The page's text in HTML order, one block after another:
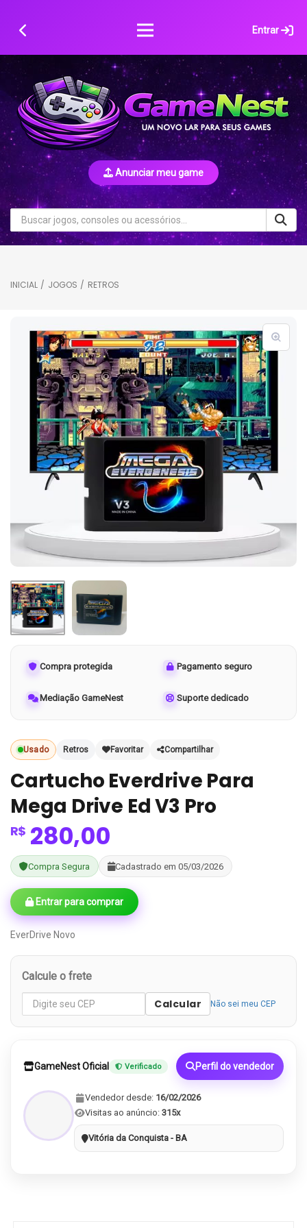
Entrar
Anunciar meu game
INICIAL / JOGOS / RETROS
Compra protegida Pagamento seguro
Mediação GameNest Suporte dedicado
Usado Retros Favoritar Compartilhar
Cartucho Everdrive Para
Mega Drive Ed V3 Pro
R$ 280,00
Compra Segura Cadastrado em 05/03/2026
Entrar para comprar
EverDrive Novo
Calcule o frete
Calcular Não sei meu CEP
GameNest Oficial Verificado Perfil do vendedor
Vendedor desde: 16/02/2026
Visitas ao anúncio: 315x
Vitória da Conquista - BA